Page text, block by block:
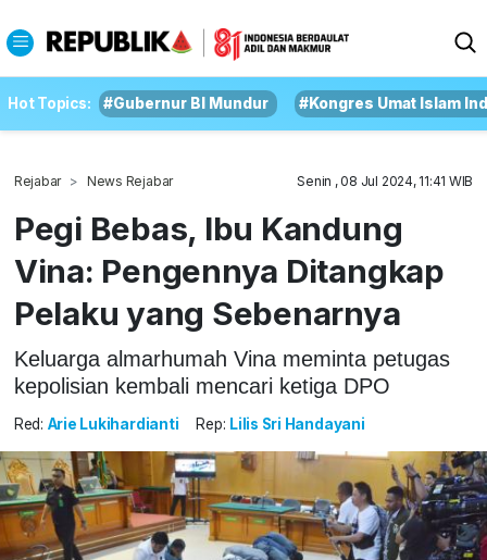
Hot Topics: #Gubernur BI Mundur #Kongres Umat Islam
Rejabar News Rejabar Senin , 08 Jul 2024, 11:41 WIB
Pegi Bebas, Ibu Kandung
Vina: Pengennya Ditangkap
Pelaku yang Sebenarnya
Keluarga almarhumah Vina meminta petugas
kepolisian kembali mencari ketiga DPO
Red: Arie Lukihardianti Rep: Lilis Sri Handayani